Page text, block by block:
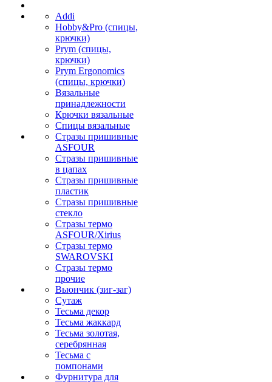
Addi
Hobby&Pro (спицы,
крючки)
Prym (спицы,
крючки)
Prym Ergonomics
(спицы, крючки)
Вязальные
принадлежности
Крючки вязальные
Спицы вязальные
Стразы пришивные
ASFOUR
Стразы пришивные
в цапах
Стразы пришивные
пластик
Стразы пришивные
стекло
Стразы термо
ASFOUR/Xirius
Стразы термо
SWAROVSKI
Стразы термо
прочие
Вьюнчик (зиг-заг)
Сутаж
Тесьма декор
Тесьма жаккард
Тесьма золотая,
серебрянная
Тесьма с
помпонами
Фурнитура для